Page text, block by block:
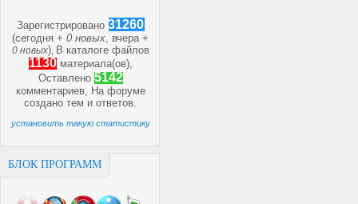
Зарегистрировано 31260
(сегодня +0 новых, вчера +
0 новых) В каталоге файлов
1130 материала(ов),
Оставлено 5142
комментариев, На форуме
созданотем иответов.
установить такую статистику
БЛОК ПРОГРАММ